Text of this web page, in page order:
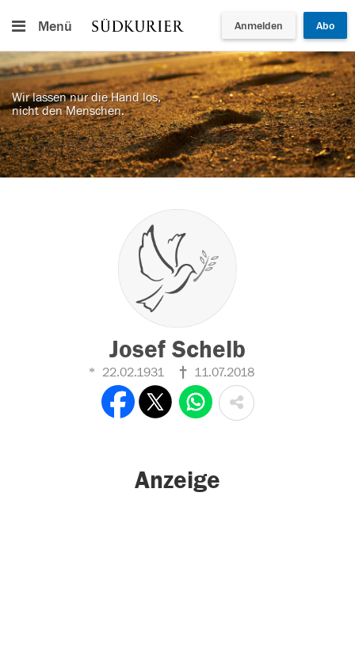
Menü Anmelden Abo
Wir lassen nur die Hand los,
nicht den Menschen.
Josef Schelb
22.02.1931 11.07.2018
Anzeige